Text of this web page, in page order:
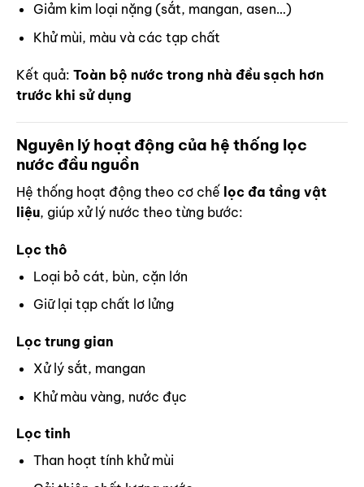
Giảm kim loại nặng (sắt, mangan, asen…)
Khử mùi, màu và các tạp chất
Kết quả: Toàn bộ nước trong nhà đều sạch hơn
trước khi sử dụng
Nguyên lý hoạt động của hệ thống lọc
nước đầu nguồn
Hệ thống hoạt động theo cơ chế lọc đa tầng vật
liệu, giúp xử lý nước theo từng bước:
Lọc thô
Loại bỏ cát, bùn, cặn lớn
Giữ lại tạp chất lơ lửng
Lọc trung gian
Xử lý sắt, mangan
Khử màu vàng, nước đục
Lọc tinh
Than hoạt tính khử mùi